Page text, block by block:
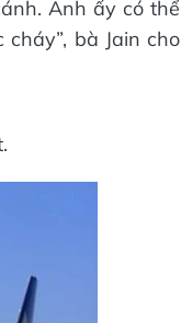
Anh ấy có thể
bà Jain cho